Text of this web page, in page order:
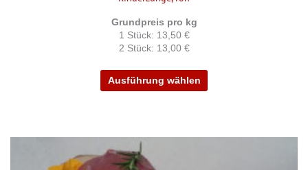
Grundpreis pro kg
1 Stück: 13,50 €
2 Stück: 13,00 €
Ausführung wählen
Dieses